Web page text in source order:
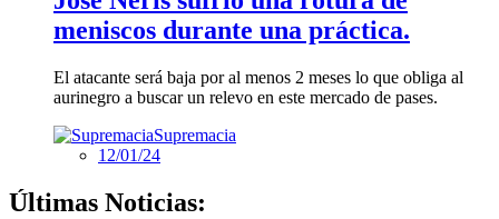
meniscos durante una práctica.
El atacante será baja por al menos 2 meses lo que obliga al
aurinegro a buscar un relevo en este mercado de pases.
Supremacia
12/01/24
Últimas Noticias: